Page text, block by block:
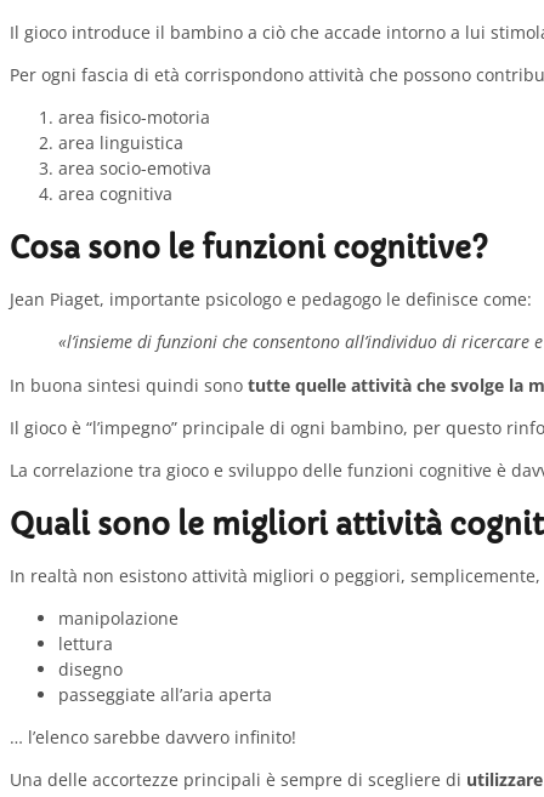
Il gioco introduce il bambino a ciò che accade intorno a lui
Per ogni fascia di età corrispondono attività che possono
area fisico-motoria
area linguistica
area socio-emotiva
area cognitiva
Cosa sono le funzioni cognitive?
Jean Piaget, importante psicologo e pedagogo le definisce come:
«l’insieme di funzioni che consentono all’individuo di
In buona sintesi quindi sono tutte quelle attività che svolge la
Il gioco è “l’impegno” principale di ogni bambino, per questo
La correlazione tra gioco e sviluppo delle funzioni cognitive è
Quali sono le migliori attività
In realtà non esistono attività migliori o peggiori,
manipolazione
lettura
disegno
passeggiate all’aria aperta
… l’elenco sarebbe davvero infinito!
Una delle accortezze principali è sempre di scegliere di